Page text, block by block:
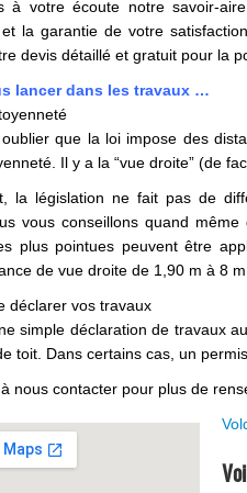
à votre écoute notre savoir-
la garantie de votre
devis détaillé et gratuit pour la
lancer dans les travaux …
que la loi impose des
Il y a la “vue droite” (de
la législation ne fait pas de
vous conseillons quand
plus pointues peuvent être
de vue droite de 1,90 m à 8
déclarer vos travaux
simple déclaration de travaux
toit. Dans certains cas, un
à nous contacter pour plus de